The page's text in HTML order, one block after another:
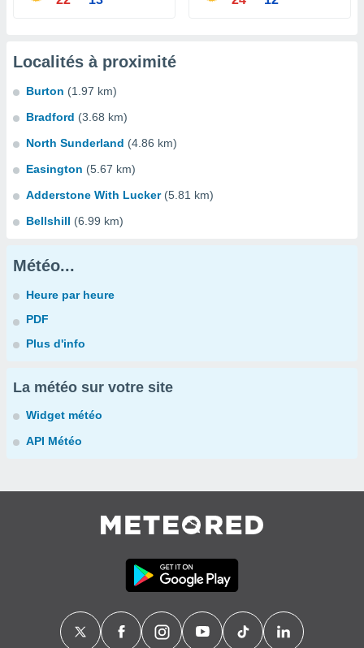
Localités à proximité
Burton (1.97 km)
Bradford (3.68 km)
North Sunderland (4.86 km)
Easington (5.67 km)
Adderstone With Lucker (5.81 km)
Bellshill (6.99 km)
Météo...
Heure par heure
PDF
Plus d'info
La météo sur votre site
Widget météo
API Météo